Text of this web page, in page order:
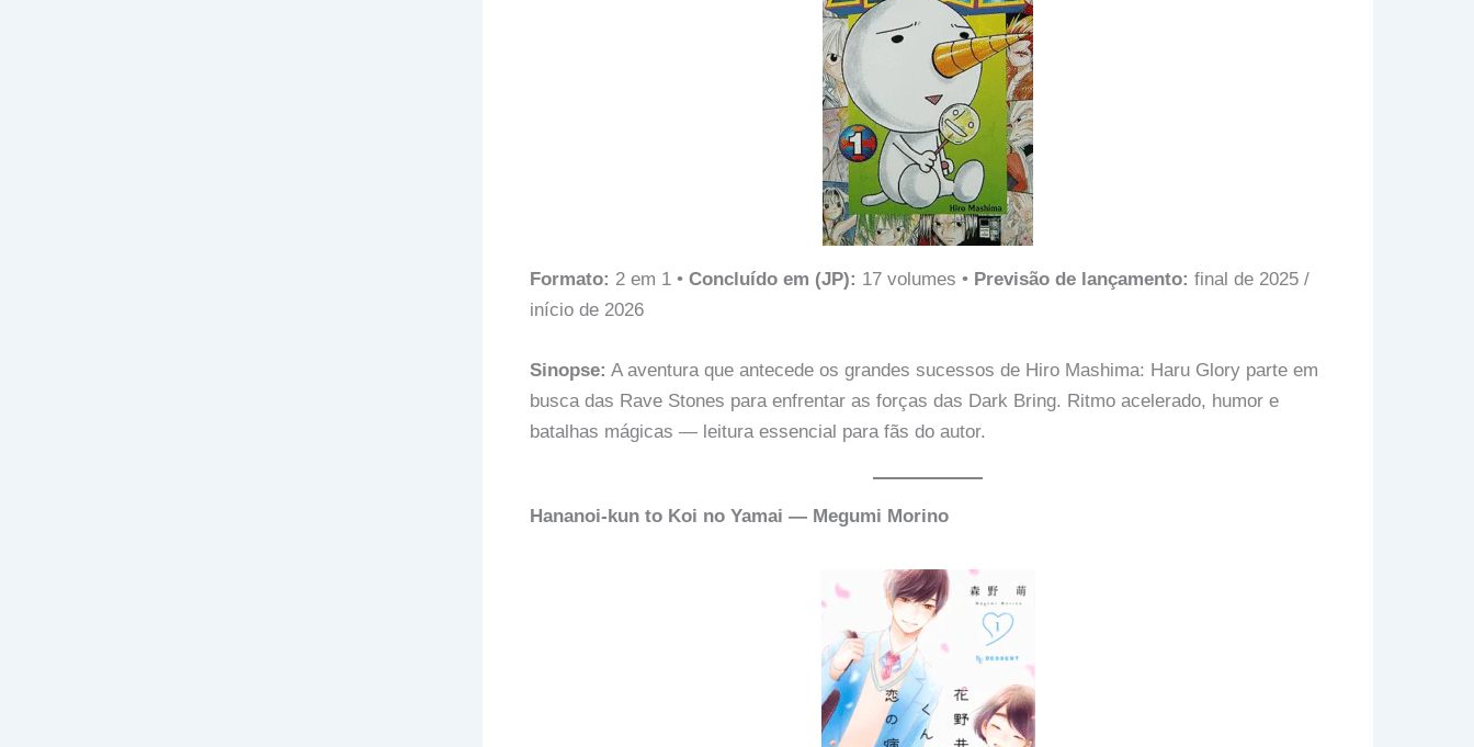
Formato: 2 em 1 • Concluído em (JP): 17 volumes • Previsão de lançamento: final de 2025 /
início de 2026
Sinopse: A aventura que antecede os grandes sucessos de Hiro Mashima: Haru Glory parte em
busca das Rave Stones para enfrentar as forças das Dark Bring. Ritmo acelerado, humor e
batalhas mágicas — leitura essencial para fãs do autor.
Hananoi-kun to Koi no Yamai — Megumi Morino